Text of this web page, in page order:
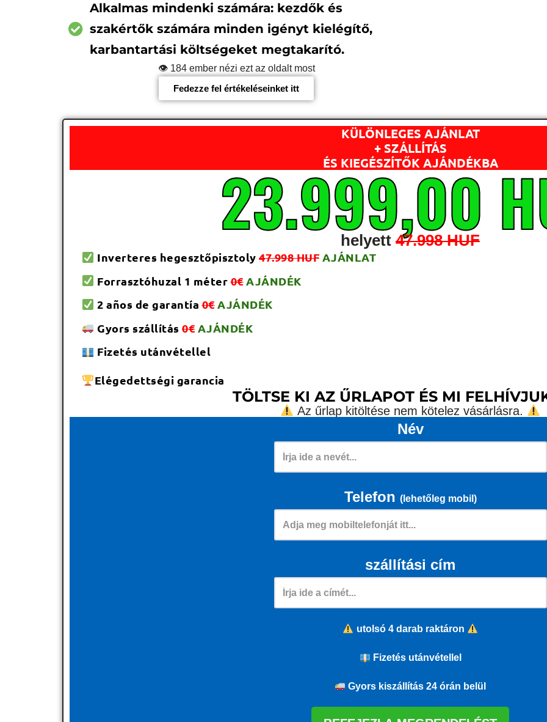
Alkalmas mindenki számára: kezdők és
szakértők számára minden igényt kielégítő,
karbantartási költségeket megtakarító.
👁 185ember nézi ezt az oldalt most
Fedezze fel értékeléseinket itt
KÜLÖNLEGES AJÁNLAT
+ SZÁLLÍTÁS
ÉS KIEGÉSZÍTŐK AJÁNDÉKBA
23.999,00
helyett 47.998 HUF
Inverteres hegesztőpisztoly 47.998 HUF AJÁNLAT
Forrasztóhuzal 1 méter0€AJÁNDÉK
2 años de garantía0€AJÁNDÉK
Gyors szállítás 0€ AJÁNDÉK
Fizetés utánvétellel
Elégedettségi garancia
TÖLTSE KI AZ ŰRLAPOT ÉS MI
Az űrlap kitöltése nem kötelez vásárlásra.
Név
Telefon (lehetőleg mobil)
szállítási cím
utolsó 4 darab raktáron
Fizetés utánvétellel
Gyors kiszállítás 24 órán belül